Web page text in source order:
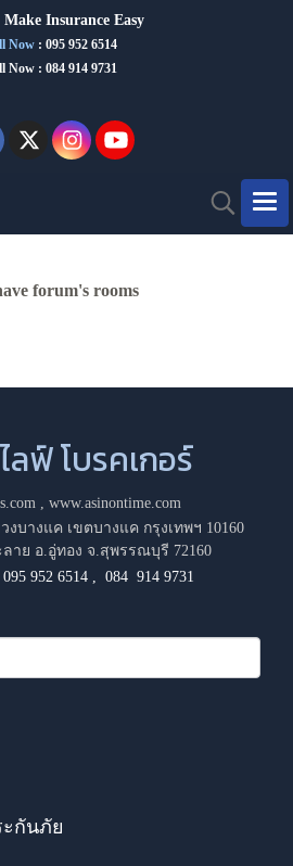
Make Insurance Easy
Now : 095 952 6514
Now : 084 914 9731
forum's rooms
ลฟ์ โบรคเกอร์
, www.asinontime.com
งบางแค เขตบางแค กรุงเทพฯ 10160
าย อ.อู่ทอง จ.สุพรรณบุรี 72160
095 952 6514 ,084 914 9731
กันภัย